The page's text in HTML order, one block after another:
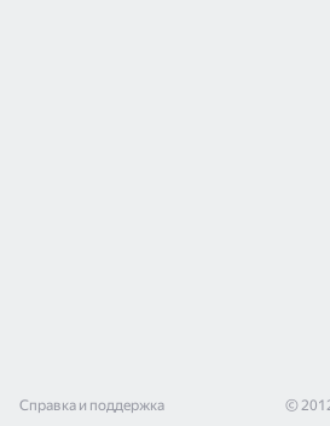
Справка и поддержка ©